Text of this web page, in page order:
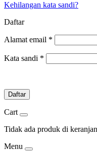
Kehilangan kata sandi?
Daftar
Alamat email *
Kata sandi *
Daftar
Cart
Tidak ada produk di
Menu